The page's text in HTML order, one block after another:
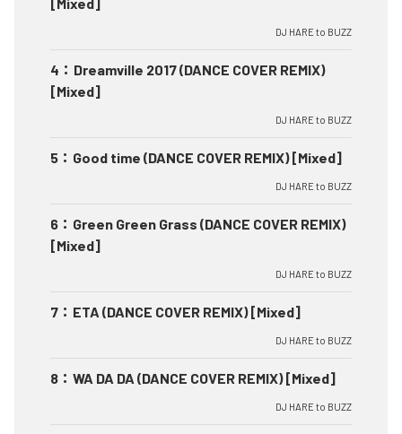
DJ HARE to BUZZ
4 ： Dreamville 2017 (DANCE COVER REMIX)
[Mixed]
DJ HARE to BUZZ
5 ： Good time (DANCE COVER REMIX) [Mixed]
DJ HARE to BUZZ
6 ： Green Green Grass (DANCE COVER REMIX)
[Mixed]
DJ HARE to BUZZ
7 ： ETA (DANCE COVER REMIX) [Mixed]
DJ HARE to BUZZ
8 ： WA DA DA (DANCE COVER REMIX) [Mixed]
DJ HARE to BUZZ